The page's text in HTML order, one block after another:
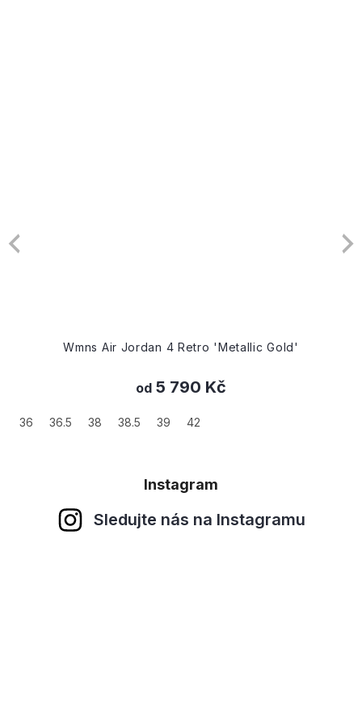
Wmns Air Jordan 4 Retro 'Metallic Gold'
od 5 790 Kč
36 36.5 38 38.5 39 42
Instagram
Sledujte nás na Instagramu